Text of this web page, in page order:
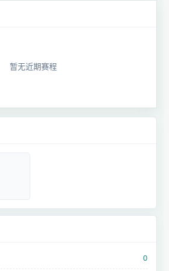
暂无近期赛程
0